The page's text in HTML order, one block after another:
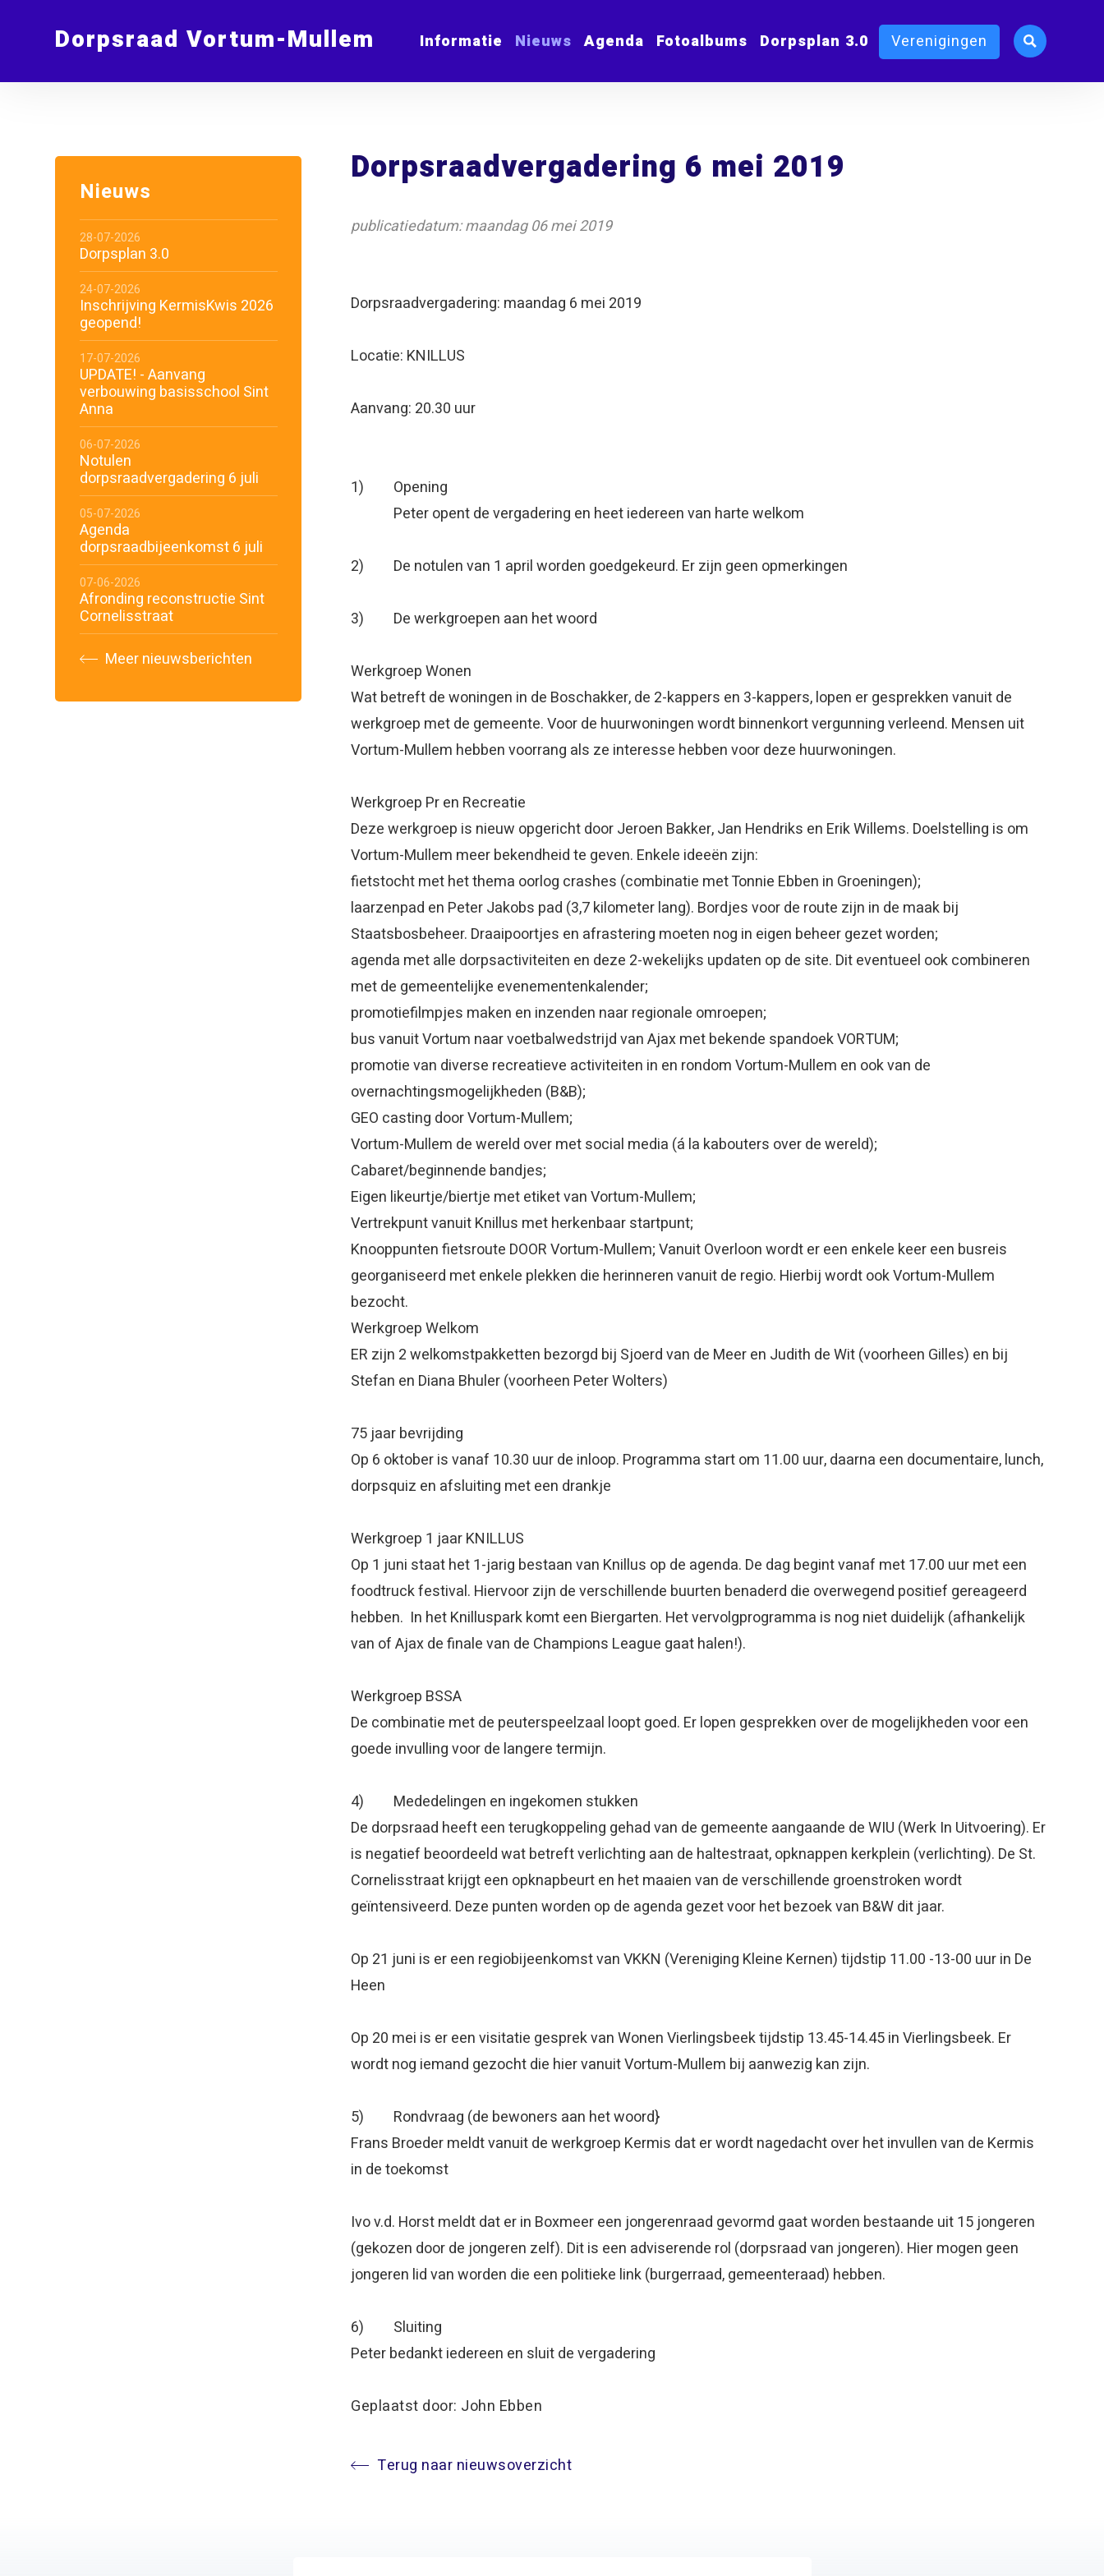
Dorpsraad Vortum-Mullem Informatie Nieuws Agenda Fotoalbums Dorpsplan 3.0 Verenigingen
Dorpsraadvergadering 6 mei 2019
publicatiedatum: maandag 06 mei 2019
Dorpsraadvergadering: maandag 6 mei 2019
Locatie: KNILLUS
Aanvang: 20.30 uur
1) Opening
Peter opent de vergadering en heet iedereen van harte welkom
2) De notulen van 1 april worden goedgekeurd. Er zijn geen opmerkingen
3) De werkgroepen aan het woord
Werkgroep Wonen
Wat betreft de woningen in de Boschakker, de 2-kappers en 3-kappers, lopen er gesprekken vanuit de
werkgroep met de gemeente. Voor de huurwoningen wordt binnenkort vergunning verleend. Mensen uit
Vortum-Mullem hebben voorrang als ze interesse hebben voor deze huurwoningen.
Werkgroep Pr en Recreatie
Deze werkgroep is nieuw opgericht door Jeroen Bakker, Jan Hendriks en Erik Willems. Doelstelling is om
Vortum-Mullem meer bekendheid te geven. Enkele ideeën zijn:
fietstocht met het thema oorlog crashes (combinatie met Tonnie Ebben in Groeningen);
laarzenpad en Peter Jakobs pad (3,7 kilometer lang). Bordjes voor de route zijn in de maak bij
Staatsbosbeheer. Draaipoortjes en afrastering moeten nog in eigen beheer gezet worden;
agenda met alle dorpsactiviteiten en deze 2-wekelijks updaten op de site. Dit eventueel ook combineren
met de gemeentelijke evenementenkalender;
promotiefilmpjes maken en inzenden naar regionale omroepen;
bus vanuit Vortum naar voetbalwedstrijd van Ajax met bekende spandoek VORTUM;
promotie van diverse recreatieve activiteiten in en rondom Vortum-Mullem en ook van de
overnachtingsmogelijkheden (B&B);
GEO casting door Vortum-Mullem;
Vortum-Mullem de wereld over met social media (á la kabouters over de wereld);
Cabaret/beginnende bandjes;
Eigen likeurtje/biertje met etiket van Vortum-Mullem;
Vertrekpunt vanuit Knillus met herkenbaar startpunt;
Knooppunten fietsroute DOOR Vortum-Mullem; Vanuit Overloon wordt er een enkele keer een busreis
georganiseerd met enkele plekken die herinneren vanuit de regio. Hierbij wordt ook Vortum-Mullem
bezocht.
Werkgroep Welkom
ER zijn 2 welkomstpakketten bezorgd bij Sjoerd van de Meer en Judith de Wit (voorheen Gilles) en bij
Stefan en Diana Bhuler (voorheen Peter Wolters)
75 jaar bevrijding
Op 6 oktober is vanaf 10.30 uur de inloop. Programma start om 11.00 uur, daarna een documentaire, lunch,
dorpsquiz en afsluiting met een drankje
Werkgroep 1 jaar KNILLUS
Op 1 juni staat het 1-jarig bestaan van Knillus op de agenda. De dag begint vanaf met 17.00 uur met een
foodtruck festival. Hiervoor zijn de verschillende buurten benaderd die overwegend positief gereageerd
hebben. In het Knilluspark komt een Biergarten. Het vervolgprogramma is nog niet duidelijk (afhankelijk
van of Ajax de finale van de Champions League gaat halen!).
Werkgroep BSSA
De combinatie met de peuterspeelzaal loopt goed. Er lopen gesprekken over de mogelijkheden voor een
goede invulling voor de langere termijn.
4) Mededelingen en ingekomen stukken
De dorpsraad heeft een terugkoppeling gehad van de gemeente aangaande de WIU (Werk In Uitvoering). Er
is negatief beoordeeld wat betreft verlichting aan de haltestraat, opknappen kerkplein (verlichting). De St.
Cornelisstraat krijgt een opknapbeurt en het maaien van de verschillende groenstroken wordt
geïntensiveerd. Deze punten worden op de agenda gezet voor het bezoek van B&W dit jaar.
Op 21 juni is er een regiobijeenkomst van VKKN (Vereniging Kleine Kernen) tijdstip 11.00 -13-00 uur in De
Heen
Op 20 mei is er een visitatie gesprek van Wonen Vierlingsbeek tijdstip 13.45-14.45 in Vierlingsbeek. Er
wordt nog iemand gezocht die hier vanuit Vortum-Mullem bij aanwezig kan zijn.
5) Rondvraag (de bewoners aan het woord}
Frans Broeder meldt vanuit de werkgroep Kermis dat er wordt nagedacht over het invullen van de Kermis
in de toekomst
Ivo v.d. Horst meldt dat er in Boxmeer een jongerenraad gevormd gaat worden bestaande uit 15 jongeren
(gekozen door de jongeren zelf). Dit is een adviserende rol (dorpsraad van jongeren). Hier mogen geen
jongeren lid van worden die een politieke link (burgerraad, gemeenteraad) hebben.
6) Sluiting
Peter bedankt iedereen en sluit de vergadering
Geplaatst door: John Ebben
Terug naar nieuwsoverzicht
Nieuws
28-07-2026
Dorpsplan 3.0
24-07-2026
Inschrijving KermisKwis 2026
geopend!
17-07-2026
UPDATE! - Aanvang
verbouwing basisschool Sint
Anna
06-07-2026
Notulen
dorpsraadvergadering 6 juli
05-07-2026
Agenda
dorpsraadbijeenkomst 6 juli
07-06-2026
Afronding reconstructie Sint
Cornelisstraat
Meer nieuwsberichten